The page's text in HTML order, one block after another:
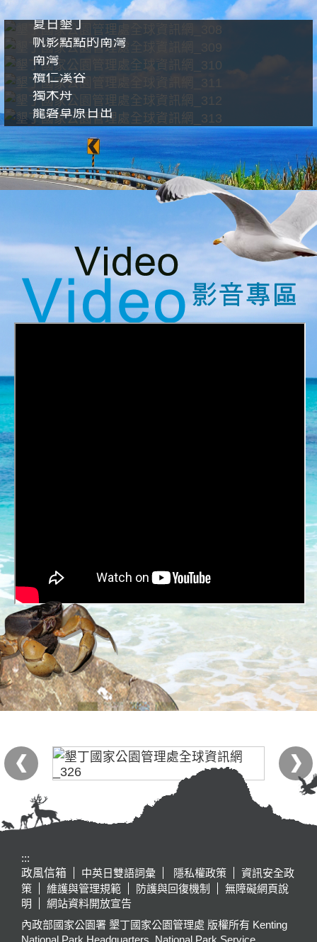
夏日墾丁
帆影點點的南灣
南灣
欖仁溪谷
獨木舟
龍磐草原日出
:::
政風信箱
中英日雙語詞彙 隱私權政策
資訊安全政
策
維護與管理規範 防護與回復機制
無障礙網頁說
明
網站資料開放宣告
內政部國家公園署 墾丁國家公園管理處 版權所有 Kenting
National Park Headquarters, National Park Service,